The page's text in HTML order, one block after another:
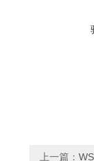
上一篇：